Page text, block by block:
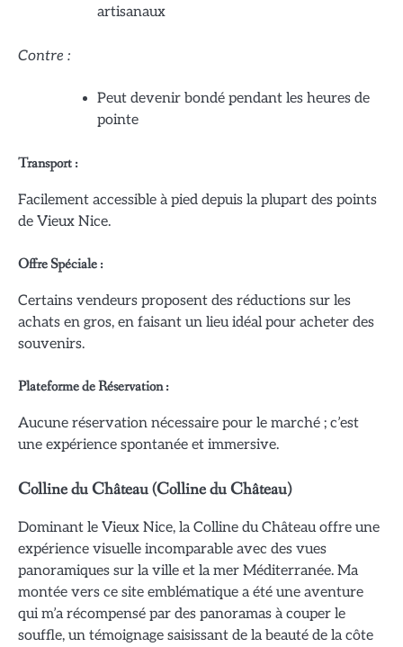
artisanaux
Contre :
Peut devenir bondé pendant les heures de
pointe
Transport :
Facilement accessible à pied depuis la plupart des points
de Vieux Nice.
Offre Spéciale :
Certains vendeurs proposent des réductions sur les
achats en gros, en faisant un lieu idéal pour acheter des
souvenirs.
Plateforme de Réservation :
Aucune réservation nécessaire pour le marché ; c’est
une expérience spontanée et immersive.
Colline du Château (Colline du Château)
Dominant le Vieux Nice, la Colline du Château offre une
expérience visuelle incomparable avec des vues
panoramiques sur la ville et la mer Méditerranée. Ma
montée vers ce site emblématique a été une aventure
qui m’a récompensé par des panoramas à couper le
souffle, un témoignage saisissant de la beauté de la côte